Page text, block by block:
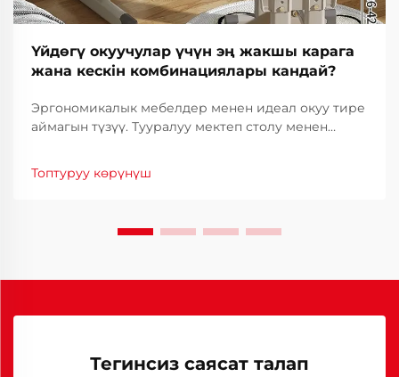
Үйдөгү окуучулар үчүн эң жакшы карага
жана кескін комбинациялары кандай?
Эргономикалык мебелдер менен идеал окуу тире
аймагын түзүү. Тууралуу мектеп столу менен
жана гибриддик окуу барган сайын кеңири
Топтуруу көрүнүш
Тегинсиз саясат талап